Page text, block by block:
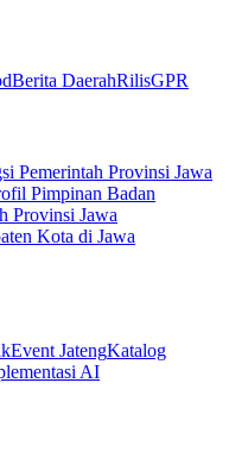
Berita DaerahRilisGPR
Pemerintah Provinsi Jawa
Pimpinan Badan
Provinsi Jawa
Kota di Jawa
Event JatengKatalog
AI